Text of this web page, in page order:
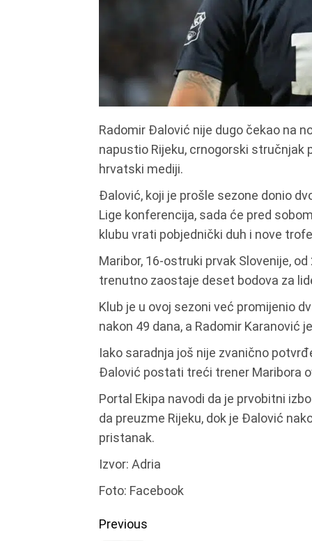
Radomir Đalović nije dugo čekao na
napustio Rijeku, crnogorski stručnjak
hrvatski mediji.
Đalović, koji je prošle sezone donio
Lige konferencija, sada će pred
klubu vrati pobjednički duh i nove
Maribor, 16-ostruki prvak Slovenije,
trenutno zaostaje deset bodova za
Klub je u ovoj sezoni već promijenio
nakon 49 dana, a Radomir Karanović
Iako saradnja još nije zvanično
Đalović postati treći trener Maribora
Portal Ekipa navodi da je prvobitni
da preuzme Rijeku, dok je Đalović
pristanak.
Izvor: Adria
Foto: Facebook
Continue
Previous